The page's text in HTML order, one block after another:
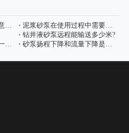
砂泵在使用过程中需要注意哪些地方
泥浆砂泵在使用过程中需要注意哪些地方
钻井液砂泵远程能输送多少米?
砂泵声音大是什么原因，一般我们是如何解决的
砂泵扬程下降和流量下降是怎么回事?有什么排除方法?